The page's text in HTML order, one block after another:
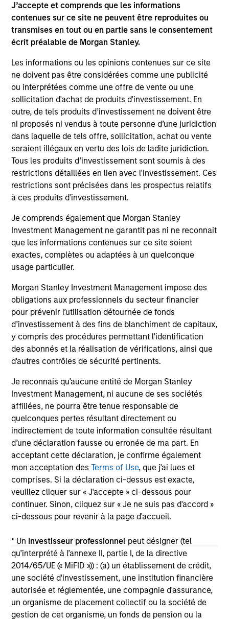
J’accepte et comprends que les informations
contenues sur ce site ne peuvent être reproduites ou
transmises en tout ou en partie sans le consentement
écrit préalable de Morgan Stanley.
Les informations ou les opinions contenues sur ce site
ne doivent pas être considérées comme une publicité
ou interprétées comme une offre de vente ou une
sollicitation d'achat de produits d'investissement. En
outre, de tels produits d’investissement ne doivent être
ni proposés ni vendus à toute personne d’une juridiction
dans laquelle de tels offre, sollicitation, achat ou vente
seraient illégaux en vertu des lois de ladite juridiction.
Tous les produits d’investissement sont soumis à des
restrictions détaillées en lien avec l'investissement. Ces
restrictions sont précisées dans les prospectus relatifs
à ces produits d'investissement.
Je comprends également que Morgan Stanley
Investment Management ne garantit pas ni ne reconnait
que les informations contenues sur ce site soient
exactes, complètes ou adaptées à un quelconque
usage particulier.
Morgan Stanley Investment Management impose des
obligations aux professionnels du secteur financier
pour prévenir l’utilisation détournée de fonds
d’investissement à des fins de blanchiment de capitaux,
y compris des procédures permettant l'identification
des abonnés et la réalisation de vérifications, ainsi que
d'autres contrôles de sécurité pertinents.
Je reconnais qu'aucune entité de Morgan Stanley
Investment Management, ni aucune de ses sociétés
affiliées, ne pourra être tenue responsable de
quelconques pertes résultant directement ou
indirectement de toute information consultée résultant
d’une déclaration fausse ou erronée de ma part. En
acceptant cette déclaration, je confirme également
mon acceptation desTerms of Use, que j'ai lues et
comprises. Si la déclaration ci-dessus est exacte,
veuillez cliquer sur « J'accepte » ci-dessous pour
continuer. Sinon, cliquez sur « Je ne suis pas d'accord »
ci-dessous pour revenir à la page d'accueil.
* Un Investisseur professionnel peut désigner (tel
qu’interprété à l’annexe II, partie I, de la directive
2014/65/UE (« MiFID »)) : (a) un établissement de crédit,
une société d'investissement, une institution financière
autorisée et réglementée, une compagnie d'assurance,
un organisme de placement collectif ou la société de
gestion de cet organisme, un fonds de pension ou la
market credits and on larger, higher-quality
issuers in Europe and in Asia.
Team Insights
ARTICLE
High Yield Market Monitor – Q2 2026
An in-depth review of the US and European
High Yield markets.
10-JUL-2026
May not represent all Team Members.
The information on this page is for informational
purposes only. The information contained herein does
not constitute and should not be construed as an
offering of advisory services or an offer to sell or a
solicitation of an offer to buy any securities in any
jurisdiction in which such offer or solicitation,
purchase or sale would be unlawful under the
securities, insurance or other laws of such jurisdiction.
All investing involves risks, including a loss of principal.
Please refer to the strategy detail page for important
information on the strategy, including additional risk
considerations.